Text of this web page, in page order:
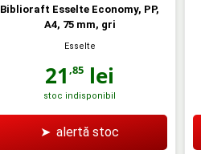
Biblioraft Esselte Economy, PP,
A4, 75 mm, gri
Esselte
21 ,85 lei
stoc indisponibil
➤ alertă stoc